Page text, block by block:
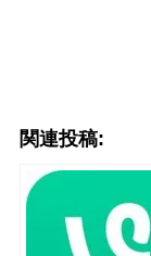
関連投稿: